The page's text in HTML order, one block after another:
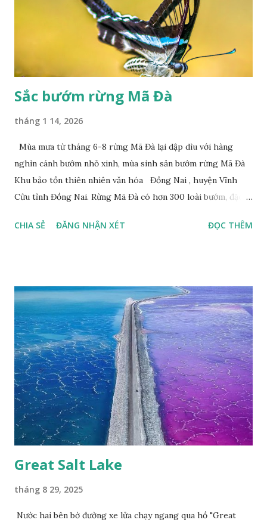
Sắc bướm rừng Mã Đà
tháng 1 14, 2026
Mùa mưa từ tháng 6-8 rừng Mã Đà lại dập dìu với hàng
nghìn cánh bướm nhỏ xinh, mùa sinh sản bướm rừng Mã Đà
Khu bảo tồn thiên nhiên văn hóa Đồng Nai , huyện Vĩnh
Cửu tỉnh Đồng Nai. Rừng Mã Đà có hơn 300 loài bướm, đặc
đuôi trắng (Lamproptera curius) đặc trưng là cái đuôi dài
Happy Việt Nam 2024 Vietnam.vn
CHIA SẺ ĐĂNG NHẬN XÉT ĐỌC THÊM
Great Salt Lake
tháng 8 29, 2025
Nước hai bên bờ đường xe lửa chạy ngang qua hồ "Great